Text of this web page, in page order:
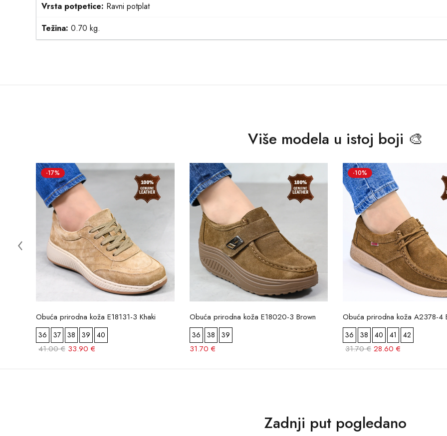
Vrsta potpetice: Ravni potplat
Težina: 0.70 kg.
Više modela u istoj boji 🎨
-17%
Obuća prirodna koža E18131-3 Khaki
36 37 38 39 40
41.00 € 33.90 €
Obuća prirodna koža E18020-3 Brown
36 38 39
31.70 €
-10%
Obuća prirodna koža A2378-4
36 38 40 41 42
31.70 € 28.60 €
Zadnji put pogledano